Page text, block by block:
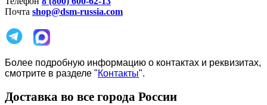
Почта shop@dsm-russia.com
Более подробную информацию о контактах и реквизитах,
смотрите в разделе "Контакты".
Доставка во все города России